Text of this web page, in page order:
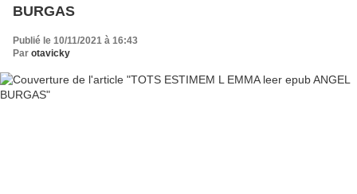
BURGAS
Publié le 10/11/2021 à 16:43
Par otavicky